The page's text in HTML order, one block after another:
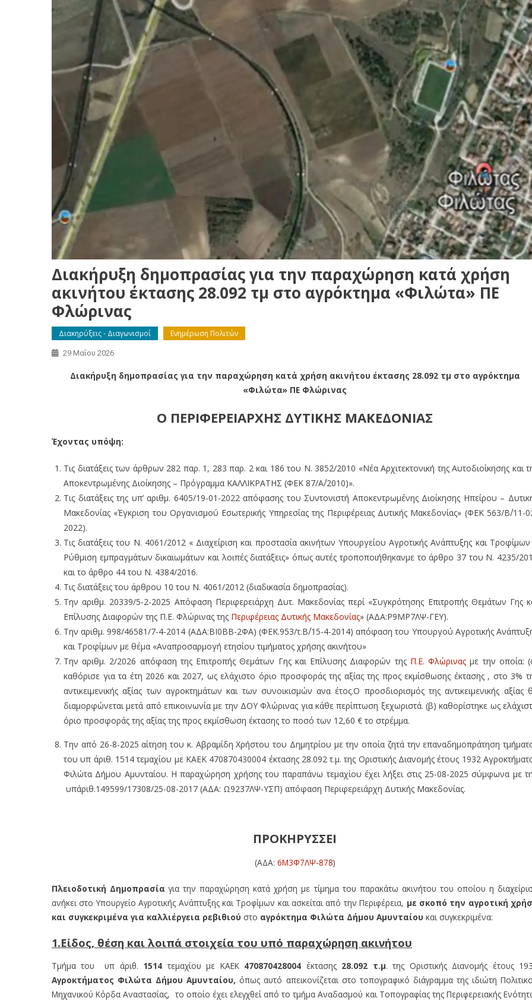
Διακήρυξη δημοπρασίας για την παραχώρηση κατά χρήση
ακινήτου έκτασης 28.092 τμ στο αγρόκτημα «Φιλώτα» ΠΕ
Φλώρινας
Διακηρύξεις - Διαγωνισμοί Ενημέρωση Πολιτών
29 Μαΐου 2026
Διακήρυξη δημοπρασίας για την παραχώρηση κατά χρήση ακινήτου έκτασης 28.092 τμ στο αγρόκτημα
«Φιλώτα» ΠΕ Φλώρινας
Ο ΠΕΡΙΦΕΡΕΙΑΡΧΗΣ ΔΥΤΙΚΗΣ ΜΑΚΕΔΟΝΙΑΣ
Έχοντας υπόψη:
Τις διατάξεις των άρθρων 282 παρ. 1, 283 παρ. 2 και 186 του Ν. 3852/2010 «Νέα Αρχιτεκτονική της Αυτοδιοίκησης και
Αποκεντρωμένης Διοίκησης – Πρόγραμμα ΚΑΛΛΙΚΡΑΤΗΣ (ΦΕΚ 87/Α΄/2010)».
Τις διατάξεις της υπ’ αριθμ. 6405/19-01-2022 απόφασης του Συντονιστή Αποκεντρωμένης Διοίκησης Ηπείρου –
Μακεδονίας «Έγκριση του Οργανισμού Εσωτερικής Υπηρεσίας της Περιφέρειας Δυτικής Μακεδονίας» (ΦΕΚ 563/Β΄/11-
2022).
Τις διατάξεις του Ν. 4061/2012 « Διαχείριση και προστασία ακινήτων Υπουργείου Αγροτικής Ανάπτυξης και
Ρύθμιση εμπραγμάτων δικαιωμάτων και λοιπές διατάξεις» όπως αυτές τροποποιήθηκανμε το άρθρο 37 του Ν. 4235/
και το άρθρο 44 του Ν. 4384/2016.
Τις διατάξεις του άρθρου 10 του Ν. 4061/2012 (διαδικασία δημοπρασίας).
Την αριθμ. 20339/5-2-2025 Απόφαση Περιφερειάρχη Δυτ. Μακεδονίας περί «Συγκρότησης Επιτροπής Θεμάτων Γης
Επίλυσης Διαφορών της Π.Ε. Φλώρινας της Περιφέρειας Δυτικής Μακεδονίας» (ΑΔΑ:Ρ9ΜΡ7ΛΨ-ΓΕΥ).
Την αριθμ. 998/46581/7-4-2014 (ΑΔΑ:ΒΙ0ΒΒ-2ΦΑ) (ΦΕΚ.953/τ.Β΄/15-4-2014) απόφαση του Υπουργού Αγροτικής
και Τροφίμων με θέμα «Αναπροσαρμογή ετησίου τιμήματος χρήσης ακινήτου»
Την αριθμ. 2/2026 απόφαση της Επιτροπής Θεμάτων Γης και Επίλυσης Διαφορών της Π.Ε. Φλώρινας με την οποία:
καθόρισε για τα έτη 2026 και 2027, ως ελάχιστο όριο προσφοράς της αξίας της προς εκμίσθωσης έκτασης , στο 3%
αντικειμενικής αξίας των αγροκτημάτων και των συνοικισμών ανα έτος.Ο προσδιορισμός της αντικειμενικής αξίας
διαμορφώνεται μετά από επικοινωνία με την ΔOY Φλώρινας για κάθε περίπτωση ξεχωριστά. (β) καθορίστηκε ως
όριο προσφοράς της αξίας της προς εκμίσθωση έκτασης το ποσό των 12,60 € το στρέμμα.
Την από 26-8-2025 αίτηση του κ. Αβραμίδη Χρήστου του Δημητρίου με την οποία ζητά την επαναδημοπράτηση
του υπ άριθ. 1514 τεμαχίου με ΚΑΕΚ 470870430004 έκτασης 28.092 τ.μ. της Οριστικής Διανομής έτους 1932
Φιλώτα Δήμου Αμυνταίου. Η παραχώρηση χρήσης του παραπάνω τεμαχίου έχει λήξει στις 25-08-2025 σύμφωνα με
υπ΄αριθ.149599/17308/25-08-2017 (ΑΔΑ: Ω9237ΛΨ-ΥΣΠ) απόφαση Περιφερειάρχη Δυτικής Μακεδονίας.
ΠΡΟΚΗΡΥΣΣΕΙ
(ΑΔΑ: 6Μ3Φ7ΛΨ-878)
Πλειοδοτική Δημοπρασία για την παραχώρηση κατά χρήση με τίμημα του παρακάτω ακινήτου του οποίου η
ανήκει στο Υπουργείο Αγροτικής Ανάπτυξης και Τροφίμων και ασκείται από την Περιφέρεια, με σκοπό την αγροτική
και συγκεκριμένα για καλλιέργεια ρεβιθιού στο αγρόκτημα Φιλώτα Δήμου Αμυνταίου και συγκεκριμένα:
1.Είδος, θέση και λοιπά στοιχεία του υπό παραχώρηση ακινήτου
Τμήμα του υπ άριθ. 1514 τεμαχίου με ΚΑΕΚ 470870428004 έκτασης 28.092 τ.μ. της Οριστικής Διανομής έτους
Αγροκτήματος Φιλώτα Δήμου Αμυνταίου, όπως αυτό απεικονίζεται στο τοπογραφικό διάγραμμα της ιδιώτη
Μηχανικού Κόρδα Αναστασίας, το οποίο έχει ελεγχθεί από το τμήμα Αναδασμού και Τοπογραφίας της Περιφερειακής